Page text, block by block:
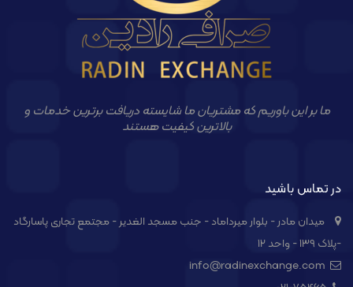
ما بر این باوریم که مشتریان ما شایسته دریافت برترین خدمات و
بالاترین کیفیت هستند
در تماس باشید
میدان مادر - بلوار میرداماد - جنب مسجد الغدیر - مجتمع تجاری پاسارگاد
-پلاک ۱۳۹ - واحد ۱۲